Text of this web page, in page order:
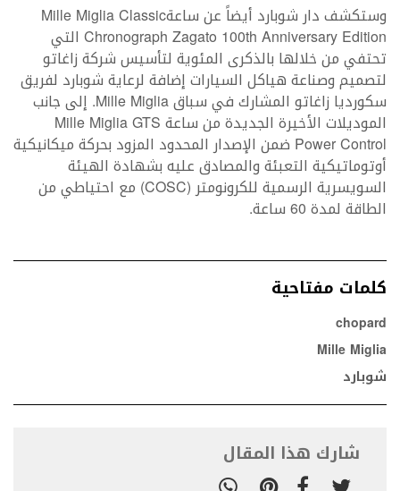
وستكشف دار شوبارد أيضاً عن ساعةMille Miglia Classic
Chronograph Zagato 100th Anniversary Edition التي
تحتفي من خلالها بالذكرى المئوية لتأسيس شركة زاغاتو
لتصميم وصناعة هياكل السيارات إضافة لرعاية شوبارد لفريق
سكورديا زاغاتو المشارك في سباق Mille Miglia. إلى جانب
الموديلات الأخيرة الجديدة من ساعة Mille Miglia GTS
Power Control ضمن الإصدار المحدود المزود بحركة ميكانيكية
أوتوماتيكية التعبئة والمصادق عليه بشهادة الهيئة
السويسرية الرسمية للكرونومتر (COSC) مع احتياطي من
الطاقة لمدة 60 ساعة.
كلمات مفتاحية
chopard
Mille Miglia
شوبارد
شارك هذا المقال